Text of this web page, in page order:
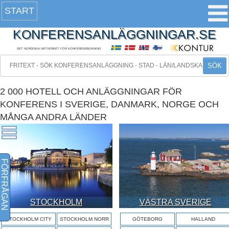
START
KONFERENSANLÄGGNINGAR.SE
DET NORDISKA NÄTVERKET FÖR KONFERENSBOKNING
SÖK
2 000 HOTELL OCH ANLÄGGNINGAR FÖR
KONFERENS I SVERIGE, DANMARK, NORGE OCH
MÅNGA ANDRA LÄNDER
STOCKHOLM
STOCKHOLM CITY STOCKHOLM NORR
VÄSTRA SVERIGE
GÖTEBORG HALLAND
FÖRFRÅGAN